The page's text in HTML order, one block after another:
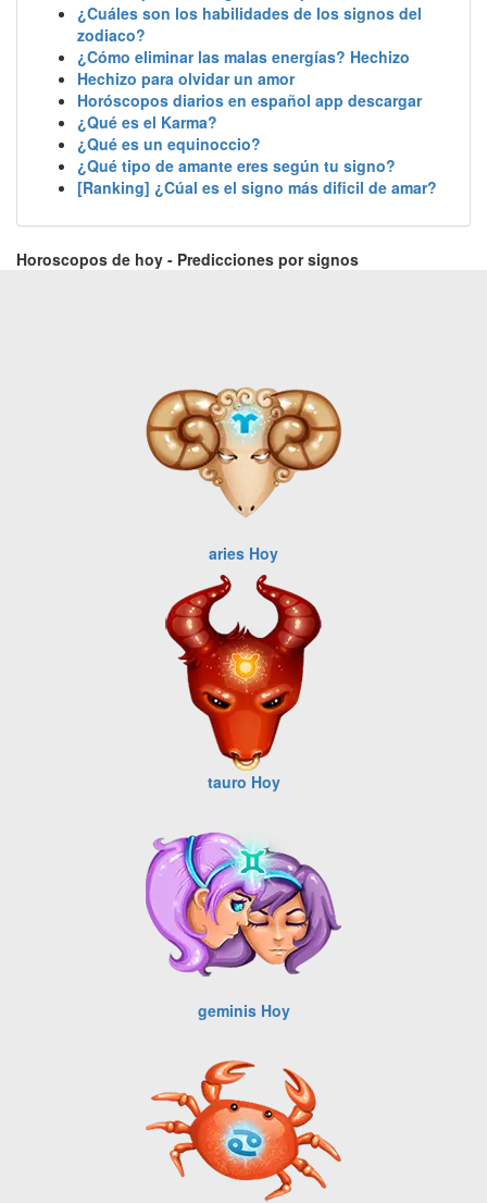
¿Cuáles son los habilidades de los signos del
zodiaco?
¿Cómo eliminar las malas energías? Hechizo
Hechizo para olvidar un amor
Horóscopos diarios en español app descargar
¿Qué es el Karma?
¿Qué es un equinoccio?
¿Qué tipo de amante eres según tu signo?
[Ranking] ¿Cúal es el signo más dificil de amar?
Horoscopos de hoy - Predicciones por signos
aries Hoy
tauro Hoy
geminis Hoy